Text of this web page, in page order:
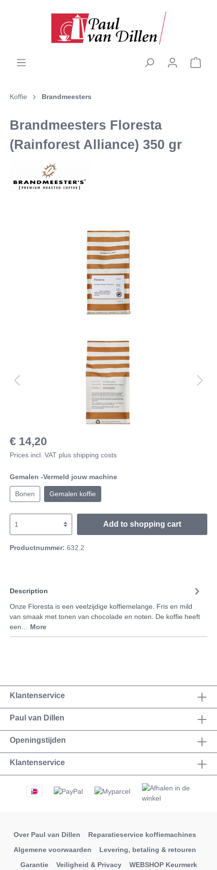
Koffie Brandmeesters
Brandmeesters Floresta
(Rainforest Alliance) 350 gr
€ 14,20
Prices incl. VAT plus shipping costs
Gemalen -Vermeld jouw machine
Bonen Gemalen koffie
Add to shopping cart
Productnummer: 632.2
Description
Onze Floresta is een veelzijdige koffiemelange. Fris en mild
van smaak met tonen van chocolade en noten. De koffie heeft
een… More
Klantenservice
Paul van Dillen
Openingstijden
Klantenservice
Over Paul van Dillen
Reparatieservice koffiemachines
Algemene voorwaarden
Levering, betaling & retouren
Garantie
Veiligheid & Privacy WEBSHOP Keurmerk